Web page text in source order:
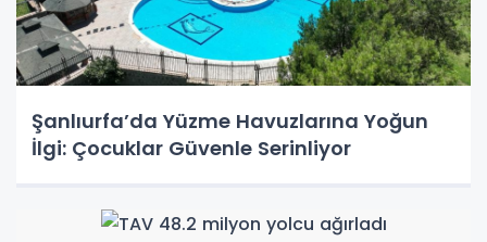
Şanlıurfa’da Yüzme Havuzlarına Yoğun
İlgi: Çocuklar Güvenle Serinliyor